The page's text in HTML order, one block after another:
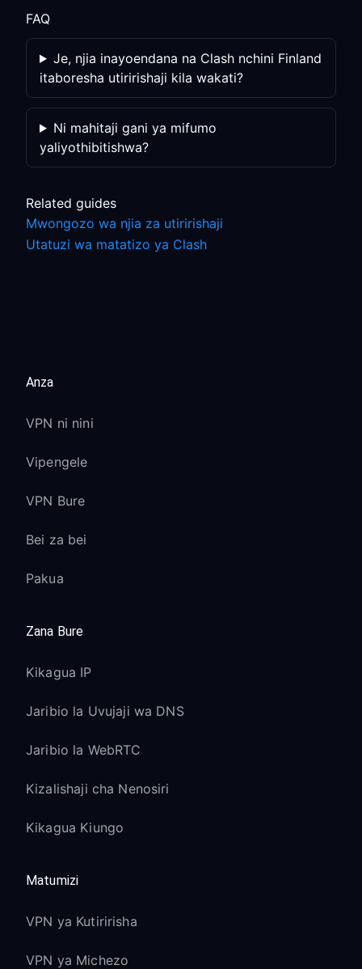
FAQ
Je, njia inayoendana na Clash nchini Finland
itaboresha utiririshaji kila wakati?
Ni mahitaji gani ya mifumo
yaliyothibitishwa?
Related guides
Mwongozo wa njia za utiririshaji
Utatuzi wa matatizo ya Clash
Anza
VPN ni nini
Vipengele
VPN Bure
Bei za bei
Pakua
Zana Bure
Kikagua IP
Jaribio la Uvujaji wa DNS
Jaribio la WebRTC
Kizalishaji cha Nenosiri
Kikagua Kiungo
Matumizi
VPN ya Kutiririsha
VPN ya Michezo